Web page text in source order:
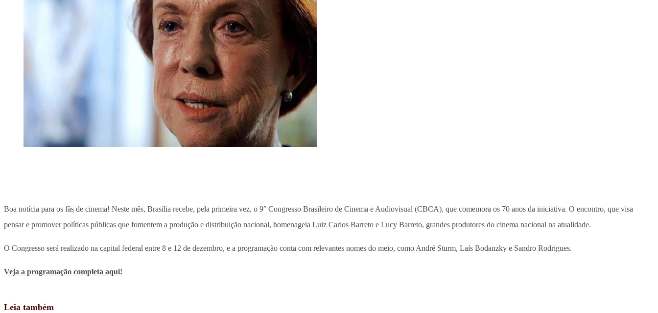
Boa notícia para os fãs de cinema! Neste mês, Brasília recebe, pela primeira vez, o 9° Congresso Brasileiro de Cinema e Audiovisual (CBCA), que comemora os 70 anos da iniciativa. O encontro, que visa
pensar e promover políticas públicas que fomentem a produção e distribuição nacional, homenageia Luiz Carlos Barreto e Lucy Barreto, grandes produtores do cinema nacional na atualidade.
O Congresso será realizado na capital federal entre 8 e 12 de dezembro, e a programação conta com relevantes nomes do meio, como André Sturm, Laís Bodanzky e Sandro Rodrigues.
Veja a programação completa aqui!
Leia também